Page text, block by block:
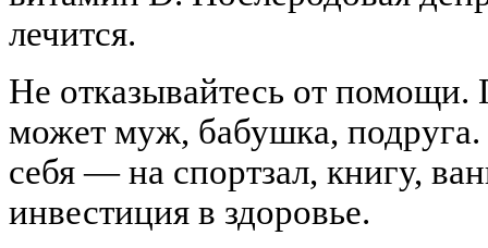
лечится.
Не отказывайтесь от помощи.
может муж, бабушка,
себя — на спортзал, книгу,
инвестиция в здоровье.